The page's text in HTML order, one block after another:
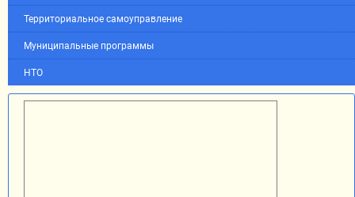
Территориальное самоуправление
Муниципальные программы
НТО